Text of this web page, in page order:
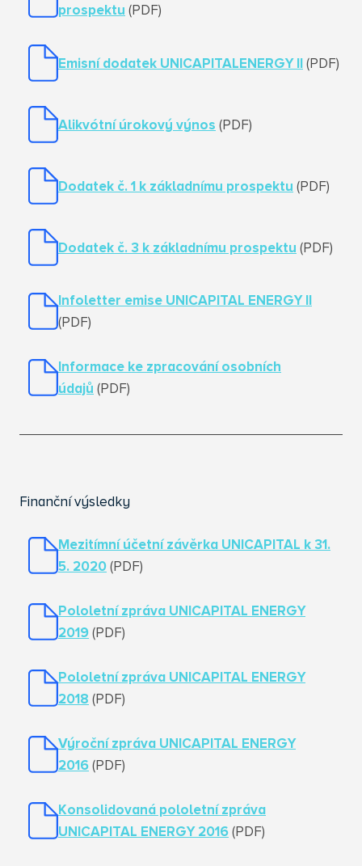
prospektu (PDF)
Emisní dodatek UNICAPITALENERGY II (PDF)
Alikvótní úrokový výnos (PDF)
Dodatek č. 1 k základnímu prospektu (PDF)
Dodatek č. 3 k základnímu prospektu (PDF)
Infoletter emise UNICAPITAL ENERGY II
(PDF)
Informace ke zpracování osobních
údajů (PDF)
Finanční výsledky
Mezitímní účetní závěrka UNICAPITAL k 31.
5. 2020 (PDF)
Pololetní zpráva UNICAPITAL ENERGY
201 9 (PDF)
Pololetní zpráva UNICAPITAL ENERGY
201 8 (PDF)
Výroční zpráva UNICAPITAL ENERGY
2016 (PDF)
Konsolidovaná pololetní zpráva
UNICAPITAL ENERGY 2016 (PDF)